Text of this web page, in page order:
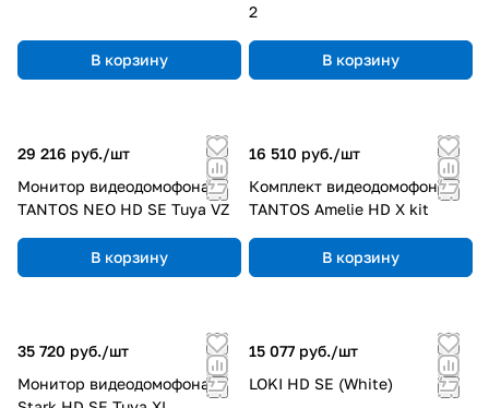
Ключевые преимущества:
российское происхождение) и интегрируется с
городскими системами безопасности (например, с
Единой централизованной горизонтальной
диспетчеризацией — ЕЦХД).
Адаптация к суровым условиям.Устройства
устойчивы к влажности, пыли и скачкам
напряжения.
В корзину
2
В корзину
29 216 руб./шт
Монитор видеодомофона
TANTOS NEO HD SE Tuya VZ
В корзину
16 510 руб./шт
Комплект видеодомофона
TANTOS Amelie HD X kit
В корзину
35 720 руб./шт
Монитор видеодомофона
15 077 руб./шт
LOKI HD SE (White)